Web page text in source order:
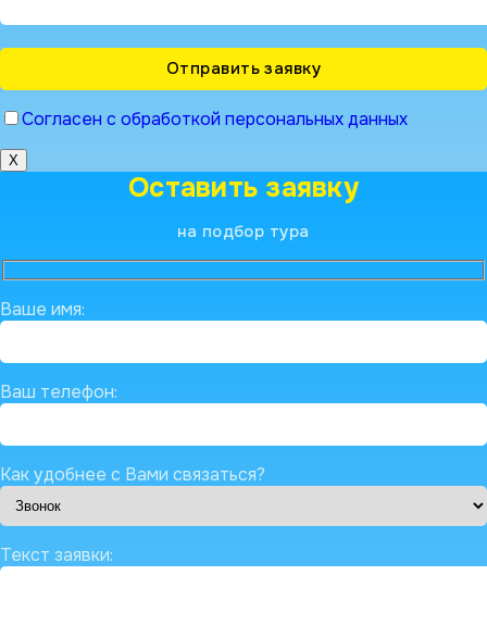
Согласен с обработкой персональных данных
X
Оставить заявку
на подбор тура
Ваше имя:
Ваш телефон:
Как удобнее с Вами связаться?
Текст заявки: